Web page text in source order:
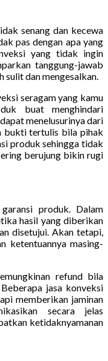
senang dan kecewa
pas dengan apa yang
yang tidak ingin
tanggung-jawab
dan mengesalkan.
seragam yang kamu
buat menghindari
menelusurinya dari
bukti tertulis bila pihak
produk sehingga tidak
berujung bikin rugi
produk. Dalam
hasil yang diberikan
disetujui. Akan tetapi,
ketentuannya masing-
refund bila
jasa konveksi
memberikan jaminan
secara jelas
ketidaknyamanan